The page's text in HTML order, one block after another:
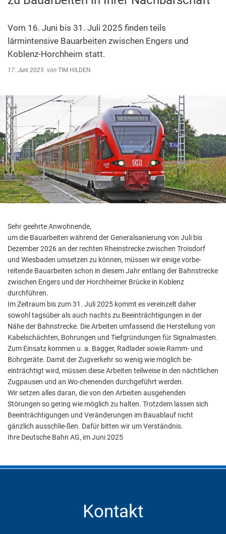
Steuern, Gebühren, Beiträge
Schiedsamt
Kita-Sozialarbeit
Vom 16. Juni bis 31. Juli 2025 finden teils
lärmintensive Bauarbeiten zwischen Engers und
Koblenz-Horchheim statt.
17. Juni 2025 von TIM HILDEN
Sehr geehrte Anwohnende,
um die Bauarbeiten während der Generalsanierung von Juli bis
Dezember 2026 an der rechten Rheinstrecke zwischen Troisdorf
und Wiesbaden umsetzen zu können, müssen wir einige vorbe-
reitende Bauarbeiten schon in diesem Jahr entlang der Bahnstrecke
zwischen Engers und der Horchheimer Brücke in Koblenz
durchführen.
Im Zeitraum bis zum 31. Juli 2025 kommt es vereinzelt daher
sowohl tagsüber als auch nachts zu Beeinträchtigungen in der
Nähe der Bahnstrecke. Die Arbeiten umfassend die Herstellung von
Kabelschächten, Bohrungen und Tiefgründungen für Signalmasten.
Zum Einsatz kommen u. a. Bagger, Radlader sowie Ramm- und
Bohrgeräte. Damit der Zugverkehr so wenig wie möglich be-
einträchtigt wird, müssen diese Arbeiten teilweise in den nächtlichen
Zugpausen und an Wo-chenenden durchgeführt werden.
Wir setzen alles daran, die von den Arbeiten ausgehenden
Störungen so gering wie möglich zu halten. Trotzdem lassen sich
Beeinträchtigungen und Veränderungen im Bauablauf nicht
gänzlich ausschlie-ßen. Dafür bitten wir um Verständnis.
Ihre Deutsche Bahn AG, im Juni 2025
Kontakt